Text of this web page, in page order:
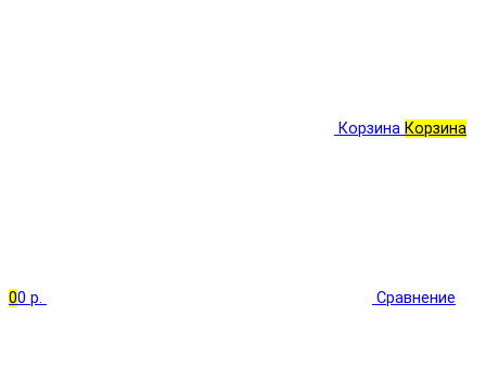
Корзина Корзина
00 р. Сравнение